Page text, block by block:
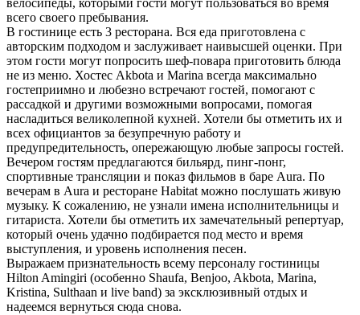
велосипеды, которыми гости могут пользоваться во время
всего своего пребывания.
В гостинице есть 3 ресторана. Вся еда приготовлена с
авторским подходом и заслуживает наивысшей оценки. При
этом гости могут попросить шеф-повара приготовить блюда
не из меню. Хостес Akbota и Marina всегда максимально
гостеприимно и любезно встречают гостей, помогают с
рассадкой и другими возможными вопросами, помогая
насладиться великолепной кухней. Хотели бы отметить их и
всех официантов за безупречную работу и
предупредительность, опережающую любые запросы гостей.
Вечером гостям предлагаются бильярд, пинг-понг,
спортивные трансляции и показ фильмов в баре Aura. По
вечерам в Aura и ресторане Habitat можно послушать живую
музыку. К сожалению, не узнали имена исполнительницы и
гитариста. Хотели бы отметить их замечательный репертуар,
который очень удачно подбирается под место и время
выступления, и уровень исполнения песен.
Выражаем признательность всему персоналу гостиницы
Hilton Amingiri (особенно Shaufa, Benjoo, Akbota, Marina,
Kristina, Sulthaan и live band) за эксклюзивный отдых и
надеемся вернуться сюда снова.